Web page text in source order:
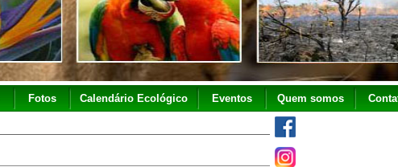
Fotos Calendário Ecológico Eventos Quem somos